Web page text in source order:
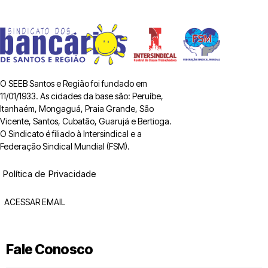
O SEEB Santos e Região foi fundado em
11/01/1933. As cidades da base são: Peruíbe,
Itanhaém, Mongaguá, Praia Grande, São
Vicente, Santos, Cubatão, Guarujá e Bertioga.
O Sindicato é filiado à Intersindical e a
Federação Sindical Mundial (FSM).
Política de Privacidade
ACESSAR EMAIL
Fale Conosco